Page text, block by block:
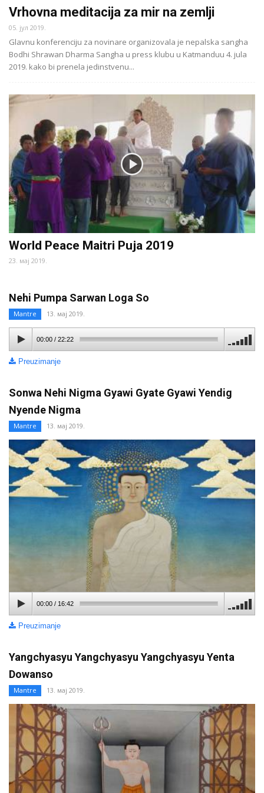
Vrhovna meditacija za mir na zemlji
05. јул 2019.
Glavnu konferenciju za novinare organizovala je nepalska sangha
Bodhi Shrawan Dharma Sangha u press klubu u Katmanduu 4. jula
2019. kako bi prenela jedinstvenu...
World Peace Maitri Puja 2019
23. мај 2019.
Nehi Pumpa Sarwan Loga So
Mantre 13. мај 2019.
00:00/ 22:22
Preuzimanje
Sonwa Nehi Nigma Gyawi Gyate Gyawi Yendig
Nyende Nigma
Mantre 13. мај 2019.
00:00/ 16:42
Preuzimanje
Yangchyasyu Yangchyasyu Yangchyasyu Yenta
Dowanso
Mantre 13. мај 2019.